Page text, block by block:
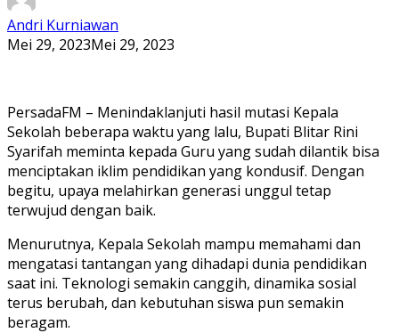
Andri Kurniawan
Mei 29, 2023Mei 29, 2023
PersadaFM – Menindaklanjuti hasil mutasi Kepala
Sekolah beberapa waktu yang lalu, Bupati Blitar Rini
Syarifah meminta kepada Guru yang sudah dilantik bisa
menciptakan iklim pendidikan yang kondusif. Dengan
begitu, upaya melahirkan generasi unggul tetap
terwujud dengan baik.
Menurutnya, Kepala Sekolah mampu memahami dan
mengatasi tantangan yang dihadapi dunia pendidikan
saat ini. Teknologi semakin canggih, dinamika sosial
terus berubah, dan kebutuhan siswa pun semakin
beragam.